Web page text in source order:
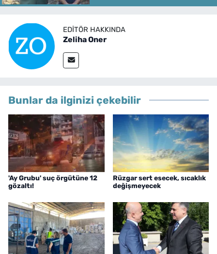
EDITÖR HAKKINDA
Zeliha Oner
Bunlar da ilginizi çekebilir
'Ay Grubu' suç örgütüne 12
gözaltı!
Rüzgar sert esecek, sıcaklık
değişmeyecek